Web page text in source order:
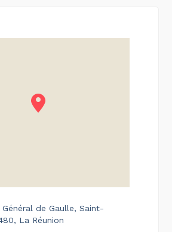
Général de Gaulle, Saint-
La Réunion